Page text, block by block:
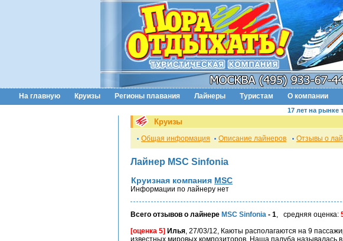
На главную Круизы Регионы плавания Лайнеры Туристам О компании
17 лет на рынке
Круизы
Общая информация Описание лайнеров Отзывы о
Лайнер MSC Sinfonia
Круизная компания MSC
Информации по лайнеру нет
Всего отзывов о лайнере MSC Sinfonia - 1, средняя оценка:
[оценка 5] Илья, 27/03/12, Каюты располагаются на 9
известных мировых композиторов. Наша палуба называлась